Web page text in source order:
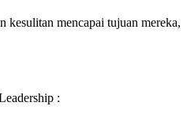
kesulitan mencapai tujuan mereka,
: